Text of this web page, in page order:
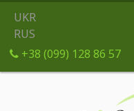
UKR
RUS
+38 (099) 128 86 57